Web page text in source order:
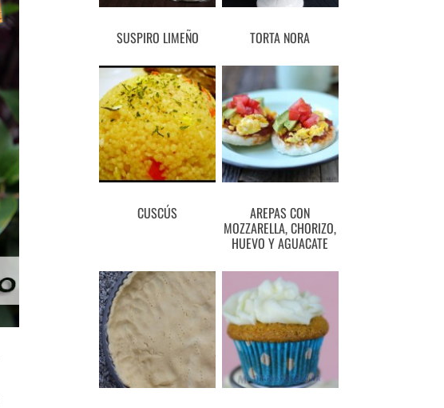
SUSPIRO LIMEÑO TORTA NORA
CUSCÚS AREPAS CON
MOZZARELLA, CHORIZO,
HUEVO Y AGUACATE